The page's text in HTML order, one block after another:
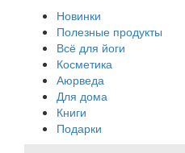
Новинки
Полезные продукты
Всё для йоги
Косметика
Аюрведа
Для дома
Книги
Подарки